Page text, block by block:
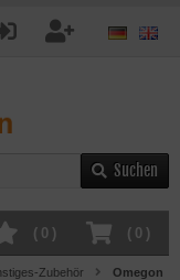
Suchen
( 0 )
( 0 )
Zubehör
Omegon